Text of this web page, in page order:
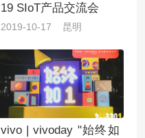
19 SIoT产品交流会
2019-10-17 昆明
vivo | vivoday "始终如